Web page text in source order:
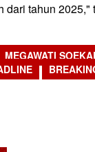
dari tahun 2025,"
MEGAWATI